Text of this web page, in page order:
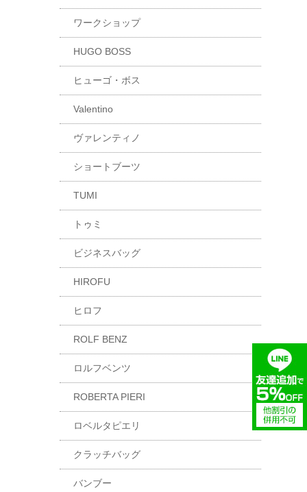
ワークショップ
HUGO BOSS
ヒューゴ・ボス
Valentino
ヴァレンティノ
ショートブーツ
TUMI
トゥミ
ビジネスバッグ
HIROFU
ヒロフ
ROLF BENZ
ロルフベンツ
ROBERTA PIERI
ロベルタピエリ
クラッチバッグ
バンブー